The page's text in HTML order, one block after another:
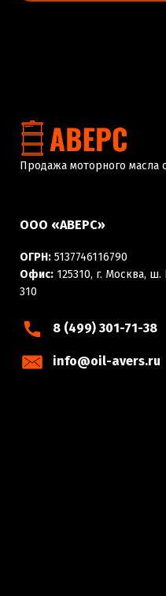
Продажа моторного масла
ООО «АВЕРС»
ОГРН: 5137746116790
Офис: 125310, г. Москва,
310
8 (499) 301-71-38
info@oil-avers.ru